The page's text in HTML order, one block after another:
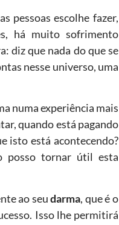
pessoas escolhe fazer,
há muito sofrimento
diz que nada do que se
nesse universo, uma
numa experiência mais
quando está pagando
isto está acontecendo?
posso tornar útil esta
ao seudarma, que é o
Isso lhe permitirá